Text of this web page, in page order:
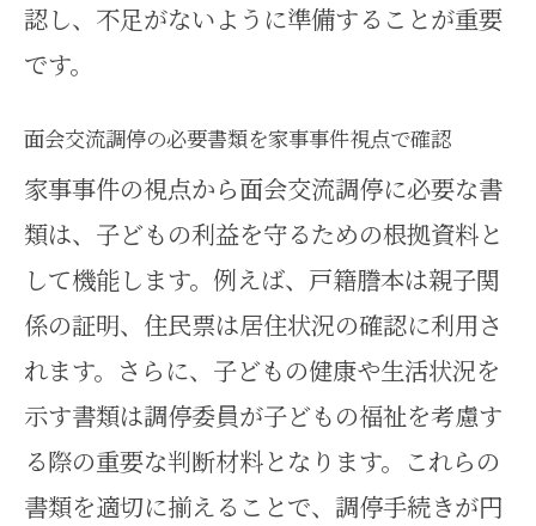
認し、不足がないように準備することが重要
です。
面会交流調停の必要書類を家事事件視点で確認
家事事件の視点から面会交流調停に必要な書
類は、子どもの利益を守るための根拠資料と
して機能します。例えば、戸籍謄本は親子関
係の証明、住民票は居住状況の確認に利用さ
れます。さらに、子どもの健康や生活状況を
示す書類は調停委員が子どもの福祉を考慮す
る際の重要な判断材料となります。これらの
書類を適切に揃えることで、調停手続きが円